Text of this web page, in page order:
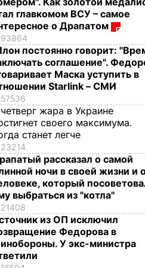
главкомом ВСУ – самое
о Драпатом
93864
постоянно говорит:
соглашение".
Маска уступить в
Starlink – СМИ
57536
жара в Украине
своего максимума.
станет легче
23214
рассказал о самой
ночи в своей жизни и
который
выбраться из "котла"
21408
из ОП исключил
Федорова в
У экс-министра